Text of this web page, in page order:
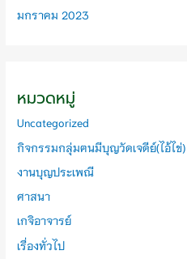
มกราคม 2023
หมวดหมู่
Uncategorized
กิจกรรมกลุ่มฅนมีบุญวัดเจดีย์(ไอ้ไข่)
งานบุญประเพณี
ศาสนา
เกจิอาจารย์
เรื่องทั่วไป